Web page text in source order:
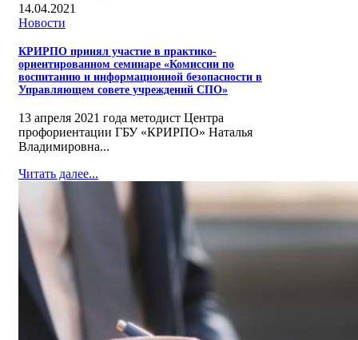
14.04.2021
Новости
КРИРПО принял участие в практико-
ориентированном семинаре «Комиссии по
воспитанию и информационной безопасности в
Управляющем совете учреждений СПО»
13 апреля 2021 года методист Центра
профориентации ГБУ «КРИРПО» Наталья
Владимировна...
Читать далее...